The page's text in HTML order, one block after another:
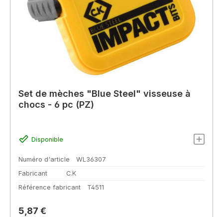
Set de mèches "Blue Steel" visseuse à
chocs - 6 pc (PZ)
Disponible
Numéro d'article
WL36307
Fabricant
C.K
Référence fabricant
T4511
Prix régulier :
5,87 €